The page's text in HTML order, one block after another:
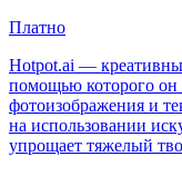
Платно
Hotpot.ai —
помощью которого он
фотоизображения и
на использовании
упрощает тяжелый